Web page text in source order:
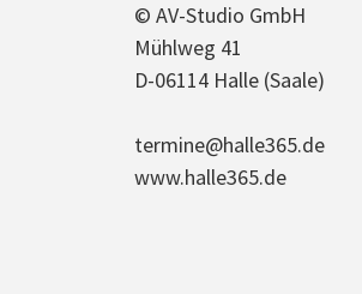
© AV-Studio GmbH
Mühlweg 41
D-06114 Halle (Saale)
termine@halle365.de
www.halle365.de